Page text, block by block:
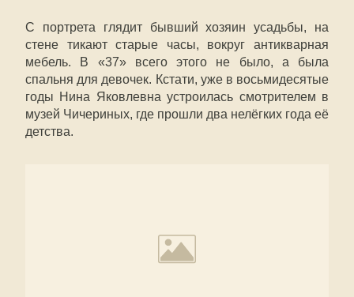
С портрета глядит бывший хозяин усадьбы, на
стене тикают старые часы, вокруг антикварная
мебель. В «37» всего этого не было, а была
спальня для девочек. Кстати, уже в восьмидесятые
годы Нина Яковлевна устроилась смотрителем в
музей Чичериных, где прошли два нелёгких года её
детства.